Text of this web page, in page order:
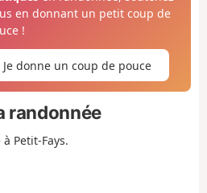
en donnant un petit coup de
!
Je donne un coup de pouce
randonnée
Petit-Fays.